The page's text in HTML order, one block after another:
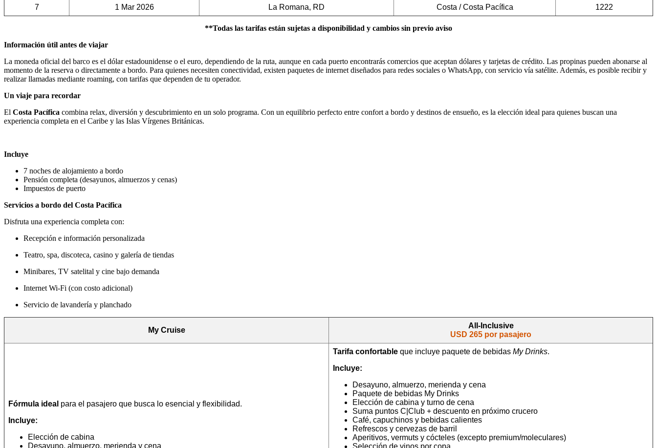
7 1 Mar 2026 La Romana, RD Costa / Costa Pacífica 1222
**Todas las tarifas están sujetas a disponibilidad y cambios sin previo aviso
Información útil antes de viajar
La moneda oficial del barco es el dólar estadounidense o el euro, dependiendo de la ruta, aunque en cada puerto encontrarás comercios que aceptan dólares y tarjetas de crédito. Las propinas pueden abonarse al
momento de la reserva o directamente a bordo. Para quienes necesiten conectividad, existen paquetes de internet diseñados para redes sociales o WhatsApp, con servicio vía satélite. Además, es posible recibir y
realizar llamadas mediante roaming, con tarifas que dependen de tu operador.
Un viaje para recordar
El Costa Pacífica combina relax, diversión y descubrimiento en un solo programa. Con un equilibrio perfecto entre confort a bordo y destinos de ensueño, es la elección ideal para quienes buscan una
experiencia completa en el Caribe y las Islas Vírgenes Británicas.
Incluye
7 noches de alojamiento a bordo
Pensión completa (desayunos, almuerzos y cenas)
Impuestos de puerto
Servicios a bordo del Costa Pacífica
Disfruta una experiencia completa con:
Recepción e información personalizada
Teatro, spa, discoteca, casino y galería de tiendas
Minibares, TV satelital y cine bajo demanda
Internet Wi-Fi (con costo adicional)
Servicio de lavandería y planchado
My Cruise
All-Inclusive
USD 265 por pasajero
Fórmula ideal para el pasajero que busca lo esencial y flexibilidad.
Incluye:
Elección de cabina
Desayuno, almuerzo, merienda y cena
Tarifa confortable que incluye paquete de bebidas My Drinks.
Incluye:
Desayuno, almuerzo, merienda y cena
Paquete de bebidas My Drinks
Elección de cabina y turno de cena
Suma puntos C|Club + descuento en próximo crucero
Café, capuchinos y bebidas calientes
Refrescos y cervezas de barril
Aperitivos, vermuts y cócteles (excepto premium/moleculares)